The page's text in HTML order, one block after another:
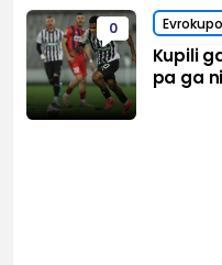
0
Kupili
pa ga